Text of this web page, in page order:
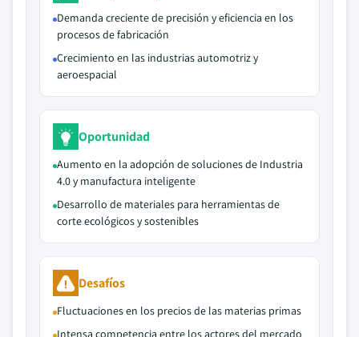
Demanda creciente de precisión y eficiencia en los
procesos de fabricación
Crecimiento en las industrias automotriz y
aeroespacial
Oportunidad
Aumento en la adopción de soluciones de Industria
4.0 y manufactura inteligente
Desarrollo de materiales para herramientas de
corte ecológicos y sostenibles
Desafíos
Fluctuaciones en los precios de las materias primas
Intensa competencia entre los actores del mercado